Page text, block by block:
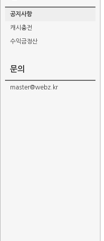
공지사항
캐시충전
수익금정산
문의
master@webz.kr